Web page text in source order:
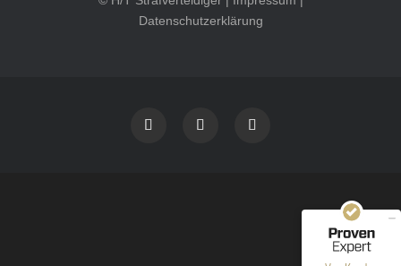
Datenschutzerklärung
40
Bewertungen auf